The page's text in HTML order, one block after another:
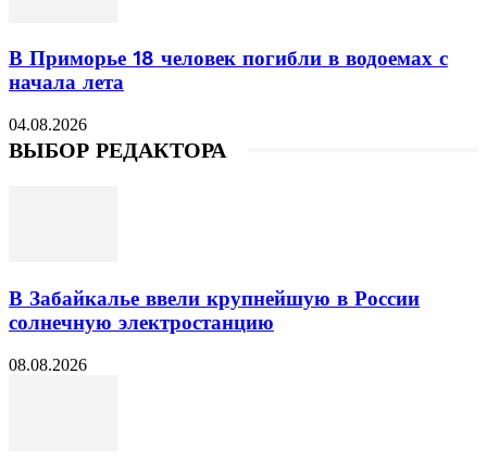
В Приморье 18 человек погибли в водоемах с
начала лета
04.08.2026
ВЫБОР РЕДАКТОРА
В Забайкалье ввели крупнейшую в России
солнечную электростанцию
08.08.2026